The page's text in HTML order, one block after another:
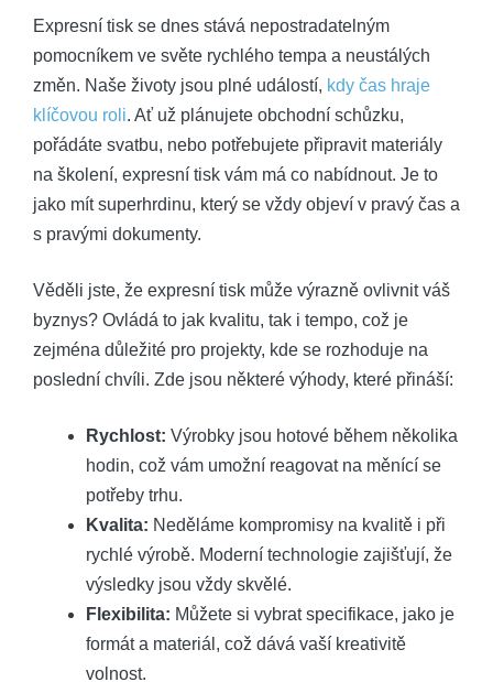
Expresní tisk se dnes stává nepostradatelným
pomocníkem ve světe rychlého tempa a neustálých
změn. Naše životy jsou plné událostí, kdy čas hraje
klíčovou roli. Ať už plánujete obchodní schůzku,
pořádáte svatbu, nebo potřebujete připravit materiály
na školení, expresní tisk vám má co nabídnout. Je to
jako mít superhrdinu, který se vždy objeví v pravý čas a
s pravými dokumenty.
Věděli jste, že expresní tisk může výrazně ovlivnit váš
byznys? Ovládá to jak kvalitu, tak i tempo, což je
zejména důležité pro projekty, kde se rozhoduje na
poslední chvíli. Zde jsou některé výhody, které přináší:
Rychlost: Výrobky jsou hotové během několika
hodin, což vám umožní reagovat na měnící se
potřeby trhu.
Kvalita: Neděláme kompromisy na kvalitě i při
rychlé výrobě. Moderní technologie zajišťují, že
výsledky jsou vždy skvělé.
Flexibilita: Můžete si vybrat specifikace, jako je
formát a materiál, což dává vaší kreativitě
volnost.